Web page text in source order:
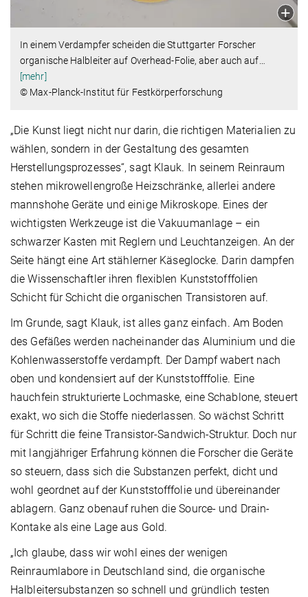
In einem Verdampfer scheiden die Stuttgarter Forscher
organische Halbleiter auf Overhead-Folie, aber auch auf
[mehr]
© Max-Planck-Institut für Festkörperforschung
„Die Kunst liegt nicht nur darin, die richtigen Materialien zu
wählen, sondern in der Gestaltung des gesamten
Herstellungsprozesses“, sagt Klauk. In seinem Reinraum
stehen mikrowellengroße Heizschränke, allerlei andere
mannshohe Geräte und einige Mikroskope. Eines der
wichtigsten Werkzeuge ist die Vakuumanlage – ein
schwarzer Kasten mit Reglern und Leuchtanzeigen. An der
Seite hängt eine Art stählerner Käseglocke. Darin dampfen
die Wissenschaftler ihren flexiblen Kunststofffolien
Schicht für Schicht die organischen Transistoren auf.
Im Grunde, sagt Klauk, ist alles ganz einfach. Am Boden
des Gefäßes werden nacheinander das Aluminium und die
Kohlenwasserstoffe verdampft. Der Dampf wabert nach
oben und kondensiert auf der Kunststofffolie. Eine
hauchfein strukturierte Lochmaske, eine Schablone, steuert
exakt, wo sich die Stoffe niederlassen. So wächst Schritt
für Schritt die feine Transistor-Sandwich-Struktur. Doch nur
mit langjähriger Erfahrung können die Forscher die Geräte
so steuern, dass sich die Substanzen perfekt, dicht und
wohl geordnet auf der Kunststofffolie und übereinander
ablagern. Ganz obenauf ruhen die Source- und Drain-
Kontake als eine Lage aus Gold.
„Ich glaube, dass wir wohl eines der wenigen
Reinraumlabore in Deutschland sind, die organische
Halbleitersubstanzen so schnell und gründlich testen